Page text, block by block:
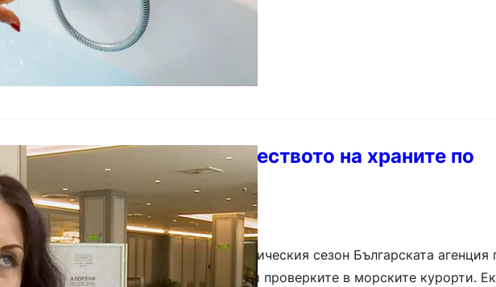
Инспектори следят за качеството на храните по
варненското крайбрежие
България –27.07.2026
В най-натоварените седмици от туристическия сезон Българската агенция
безопасност на храните (БАБХ) увеличи проверките в морските курорти.